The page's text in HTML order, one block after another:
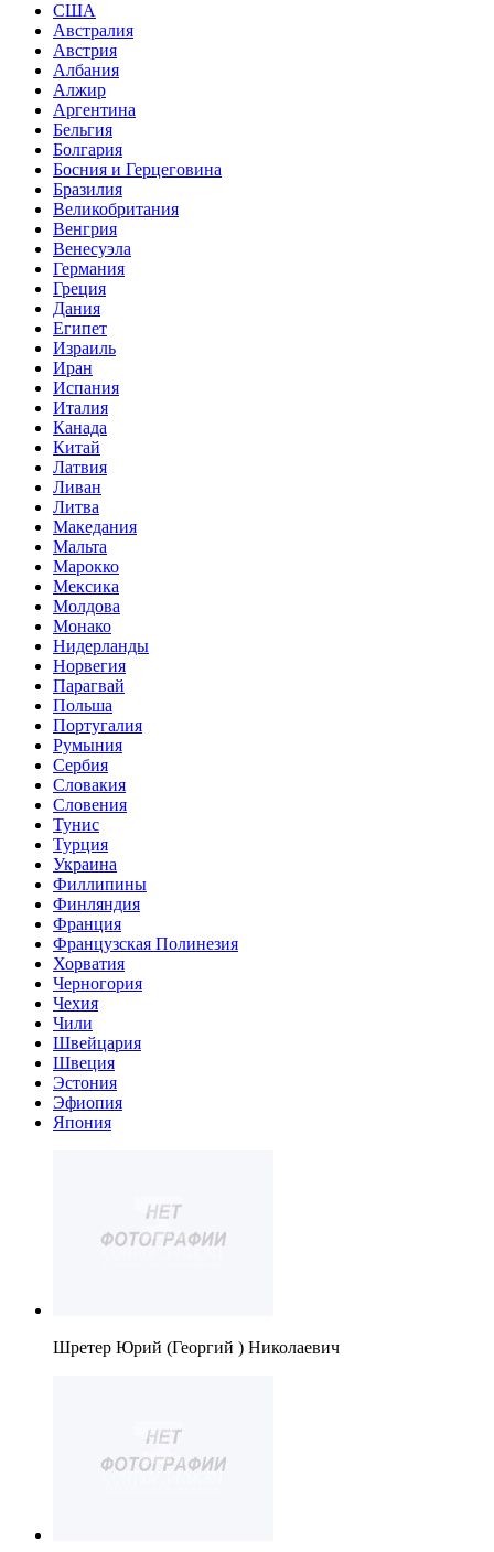
США
Австралия
Австрия
Албания
Алжир
Аргентина
Бельгия
Болгария
Босния и Герцеговина
Бразилия
Великобритания
Венгрия
Венесуэла
Германия
Греция
Дания
Египет
Израиль
Иран
Испания
Италия
Канада
Китай
Латвия
Ливан
Литва
Македания
Мальта
Марокко
Мексика
Молдова
Монако
Нидерланды
Норвегия
Парагвай
Польша
Португалия
Румыния
Сербия
Словакия
Словения
Тунис
Турция
Украина
Филлипины
Финляндия
Франция
Французская Полинезия
Хорватия
Черногория
Чехия
Чили
Швейцария
Швеция
Эстония
Эфиопия
Япония
Шретер Юрий (Георгий ) Николаевич